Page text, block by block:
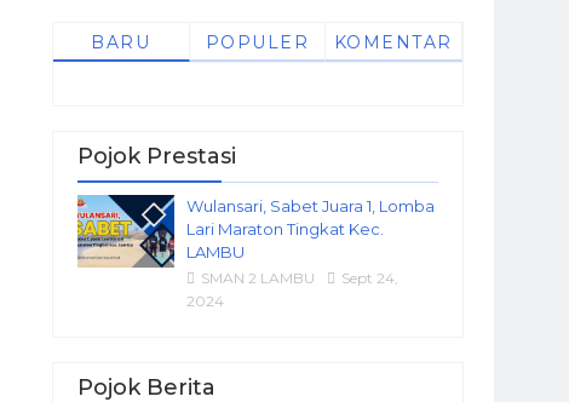
BARU POPULER KOMENTAR
Pojok Prestasi
Wulansari, Sabet Juara 1, Lomba
Lari Maraton Tingkat Kec.
LAMBU
SMAN 2 LAMBU
Sept 24,
2024
Pojok Berita